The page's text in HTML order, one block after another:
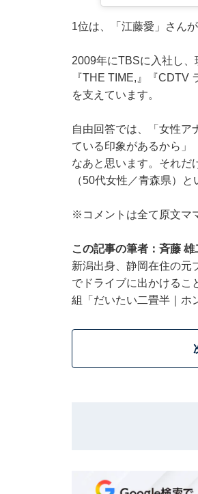
1位は、「江藤愛」さんが
2009年にTBSに入社し、
『THE TIME,』『CDTV
を支えています。
自由回答では、「女性ア
ている印象があるから」
なあと思います。それだ
（50代女性／青森県）
※コメントは全て原文マ
この記事の筆者：斉藤
新潟出身、静岡在住の元
でドライブに出かけるこ
組「だいたい二畳半｜ホ